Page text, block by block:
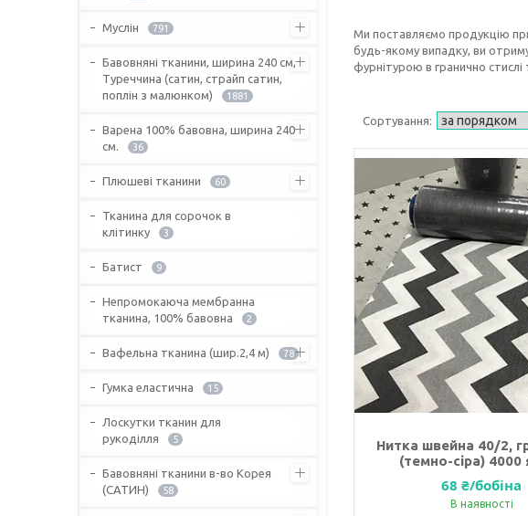
Ми поставляємо продукцію
будь-якому випадку, ви
фурнітурою в гранично стислі
Нитка швейна 40/2,
(темно-сіра) 4000
68 ₴/бобіна
В наявності
Муслін 791
Бавовняні тканини, ширина 240 см,
Туреччина (сатин, страйп сатин,
поплін з малюнком)
1881
Варена 100% бавовна, ширина 240
см.
36
Плюшеві тканини 60
Тканина для сорочок в
клітинку
3
Батист 9
Непромокаюча мембранна
тканина, 100% бавовна
2
Вафельна тканина (шир.2,4 м) 78
Гумка еластична 15
Лоскутки тканин для
рукоділля
5
Бавовняні тканини в-во Корея
(САТИН)
58